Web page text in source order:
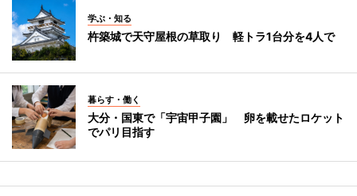
学ぶ・知る
杵築城で天守屋根の草取り 軽トラ1台分を4人で
暮らす・働く
大分・国東で「宇宙甲子園」 卵を載せたロケット
でパリ目指す